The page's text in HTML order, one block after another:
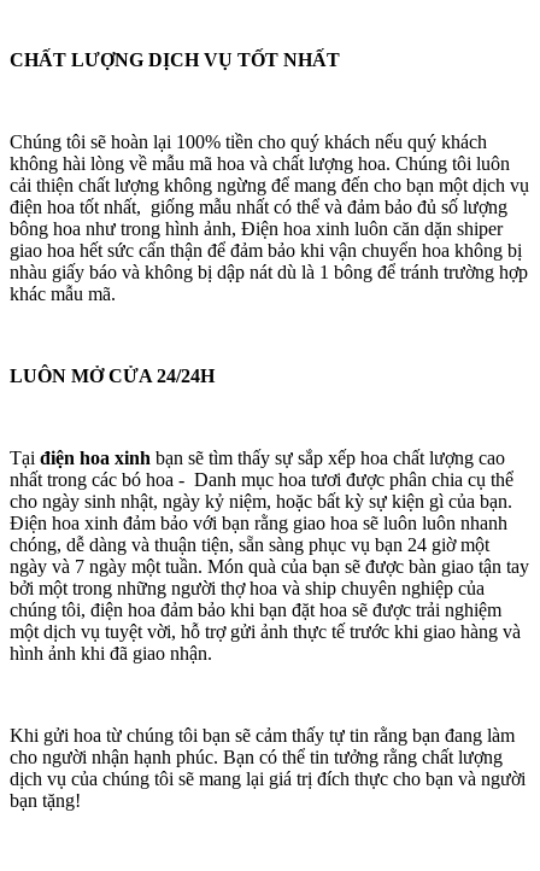
CHẤT LƯỢNG DỊCH VỤ TỐT NHẤT
Chúng tôi sẽ hoàn lại 100% tiền cho quý khách nếu quý khách
không hài lòng về mẫu mã hoa và chất lượng hoa. Chúng tôi luôn
cải thiện chất lượng không ngừng để mang đến cho bạn một dịch vụ
điện hoa tốt nhất, giống mẫu nhất có thể và đảm bảo đủ số lượng
bông hoa như trong hình ảnh, Điện hoa xinh luôn căn dặn shiper
giao hoa hết sức cẩn thận để đảm bảo khi vận chuyển hoa không bị
nhàu giấy báo và không bị dập nát dù là 1 bông để tránh trường hợp
khác mẫu mã.
LUÔN MỞ CỬA 24/24H
Tại điện hoa xinh bạn sẽ tìm thấy sự sắp xếp hoa chất lượng cao
nhất trong các bó hoa - Danh mục hoa tươi được phân chia cụ thể
cho ngày sinh nhật, ngày kỷ niệm, hoặc bất kỳ sự kiện gì của bạn.
Điện hoa xinh đảm bảo với bạn rằng giao hoa sẽ luôn luôn nhanh
chóng, dễ dàng và thuận tiện, sẵn sàng phục vụ bạn 24 giờ một
ngày và 7 ngày một tuần. Món quà của bạn sẽ được bàn giao tận tay
bởi một trong những người thợ hoa và ship chuyên nghiệp của
chúng tôi, điện hoa đảm bảo khi bạn đặt hoa sẽ được trải nghiệm
một dịch vụ tuyệt vời, hỗ trợ gửi ảnh thực tế trước khi giao hàng và
hình ảnh khi đã giao nhận.
Khi gửi hoa từ chúng tôi bạn sẽ cảm thấy tự tin rằng bạn đang làm
cho người nhận hạnh phúc. Bạn có thể tin tưởng rằng chất lượng
dịch vụ của chúng tôi sẽ mang lại giá trị đích thực cho bạn và người
bạn tặng!